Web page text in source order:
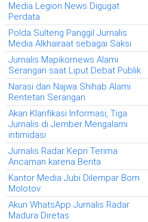
Media Legion News Digugat
Perdata
Polda Sulteng Panggil Jurnalis
Media Alkhairaat sebagai Saksi
Jurnalis Mapikornews Alami
Serangan saat Liput Debat Publik
Narasi dan Najwa Shihab Alami
Rentetan Serangan
Akan Klarifikasi Informasi, Tiga
Jurnalis di Jember Mengalami
intimidasi
Jurnalis Radar Kepri Terima
Ancaman karena Berita
Kantor Media Jubi Dilempar Bom
Molotov
Akun WhatsApp Jurnalis Radar
Madura Diretas